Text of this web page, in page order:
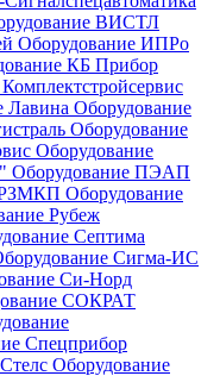
ВИСТЛ
Оборудование ИПРо
КБ Прибор
Лавина Оборудование
Оборудование
Оборудование
Оборудование ПЭАП
РЗМКП Оборудование
Рубеж
Септима
Сигма-ИС
Си-Норд
СОКРАТ
Спецприбор
Оборудование